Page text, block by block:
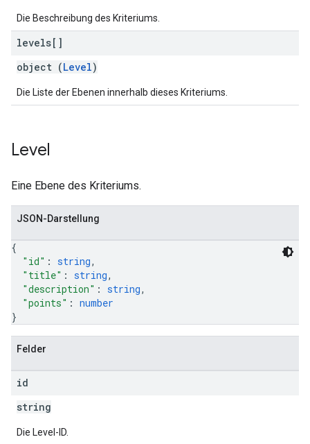
Die Beschreibung des Kriteriums.
levels[]
object (Level)
Die Liste der Ebenen innerhalb dieses Kriteriums.
Level
Eine Ebene des Kriteriums.
JSON-Darstellung
{
"id" : string,
"title" : string,
"description" : string,
"points" : number
}
Felder
id
string
Die Level-ID.